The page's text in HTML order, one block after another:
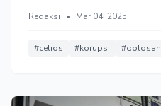
Redaksi • Mar 04, 2025
#celios #korupsi #oplosan